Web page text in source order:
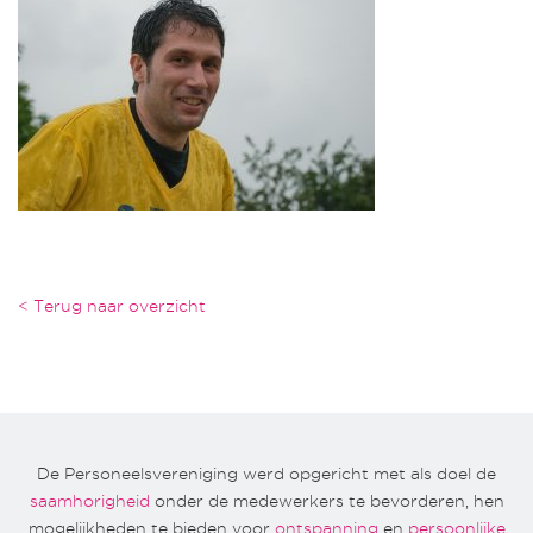
< Terug naar overzicht
De Personeelsvereniging werd opgericht met als doel de
saamhorigheid onder de medewerkers te bevorderen, hen
mogelijkheden te bieden voor ontspanning en persoonlijke